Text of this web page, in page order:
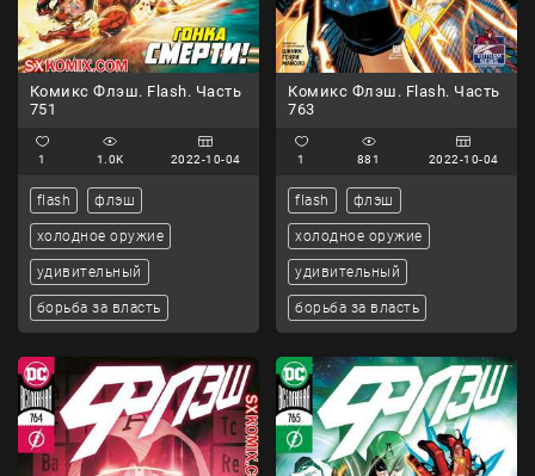
Комикс Флэш. Flash. Часть
751
1 1.0K 2022-10-04
flash флэш
холодное оружие
удивительный
борьба за власть
Комикс Флэш. Flash. Часть
763
1 881 2022-10-04
flash флэш
холодное оружие
удивительный
борьба за власть